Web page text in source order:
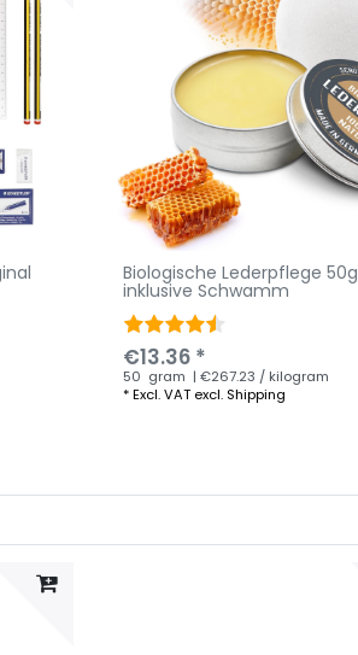
Biologische Lederpflege 50g
inklusive Schwamm
€13.36 *
50 gram | €267.23 / kilogram
*Excl. VAT excl. Shipping